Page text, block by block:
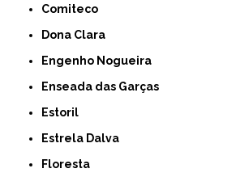
Comiteco
Dona Clara
Engenho Nogueira
Enseada das Garças
Estoril
Estrela Dalva
Floresta